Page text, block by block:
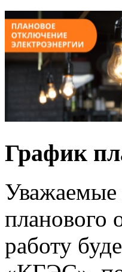
График
Уважаемые
планового
работу